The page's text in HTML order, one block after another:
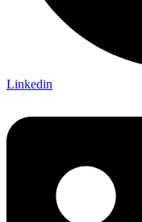
Linkedin